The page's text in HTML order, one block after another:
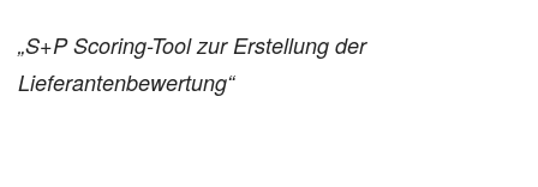
„S+P Scoring-Tool zur Erstellung der
Lieferantenbewertung“